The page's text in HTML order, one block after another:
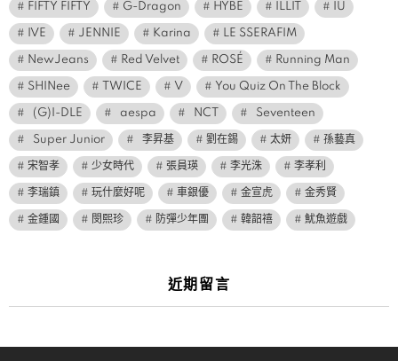
FIFTY FIFTY G-Dragon HYBE ILLIT IU
IVE JENNIE Karina LE SSERAFIM
NewJeans Red Velvet ROSÉ Running Man
SHINee TWICE V You Quiz On The Block
(G)I-DLE aespa NCT Seventeen
Super Junior 李昇基 劉在錫 太妍 孫藝真
宋智孝 少女時代 張員瑛 李光洙 李孝利
李瑞鎮 玩什麼好呢 車銀優 金宣虎 金秀賢
金鍾國 閔熙珍 防彈少年團 韓韶禧 魷魚遊戲
近期留言